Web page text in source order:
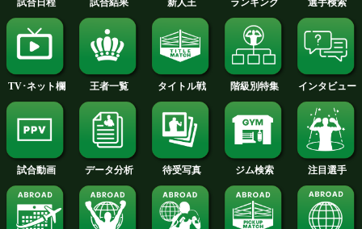
最新ランキング
階級別関連ニュース